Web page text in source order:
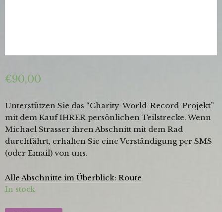
€90,00
Unterstützen Sie das “Charity-World-Record-Projekt”
mit dem Kauf IHRER persönlichen Teilstrecke. Wenn
Michael Strasser ihren Abschnitt mit dem Rad
durchfährt, erhalten Sie eine Verständigung per SMS
(oder Email) von uns.
Alle Abschnitte im Überblick: Route
In stock